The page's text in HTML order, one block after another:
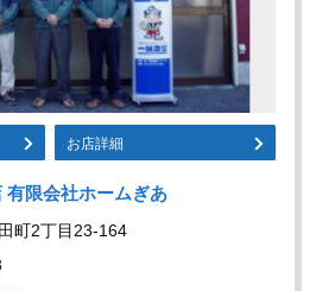
お店詳細
限会社ホームぎあ
町2丁目23-164